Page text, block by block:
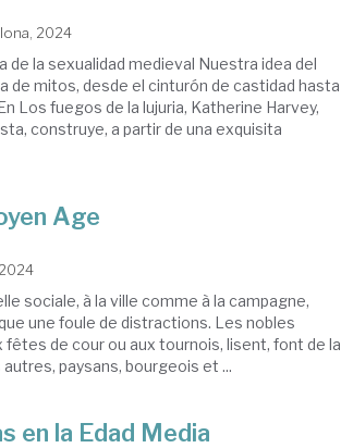
2024
de la sexualidad medieval Nuestra idea del
de mitos, desde el cinturón de castidad hasta
Los fuegos de la lujuria, Katherine Harvey,
construye, a partir de una exquisita
Age
sociale, à la ville comme à la campagne,
une foule de distractions. Les nobles
de cour ou aux tournois, lisent, font de la
paysans, bourgeois et ...
en la Edad Media